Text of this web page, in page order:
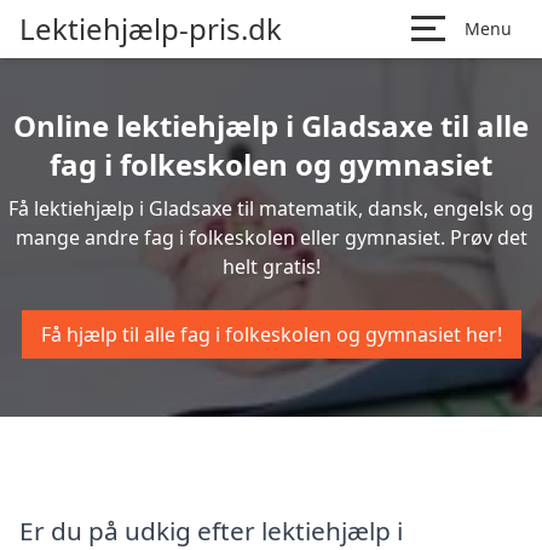
Lektiehjælp-pris.dk Menu
Online lektiehjælp i Gladsaxe til alle
fag i folkeskolen og gymnasiet
Få lektiehjælp i Gladsaxe til matematik, dansk, engelsk og
mange andre fag i folkeskolen eller gymnasiet. Prøv det
helt gratis!
Få hjælp til alle fag i folkeskolen og gymnasiet her!
Er du på udkig efter lektiehjælp i